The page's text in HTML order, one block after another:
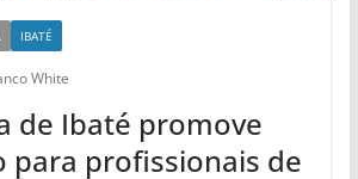
IBATÉ
White
de Ibaté promove
para profissionais de